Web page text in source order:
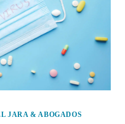
JARA & ABOGADOS